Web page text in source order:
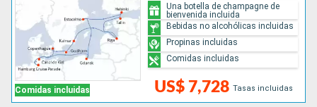
Comidas incluidas US$ 7,728 Tasas incluidas
Una botella de champagne de
bienvenida incluida
Bebidas no alcohólicas incluidas
Propinas incluidas
Comidas incluidas